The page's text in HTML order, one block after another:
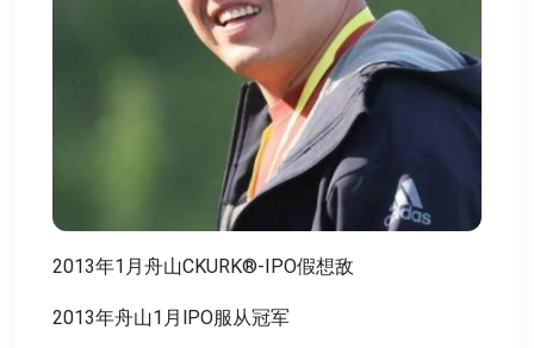
2013年1月舟山CKURK®-IPO假想敌
2013年舟山1月lPO服从冠军